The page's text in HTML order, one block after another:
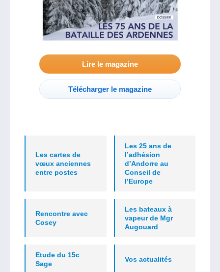
Lire le magazine
Télécharger le magazine
Les cartes de
vœux anciennes
entre postes
Les 25 ans de
l’adhésion
d’Andorre au
Conseil de
l’Europe
Rencontre avec
Cosey
Les bateaux à
vapeur de Mgr
Augouard
Etude du 15c
Sage
Vos actualités